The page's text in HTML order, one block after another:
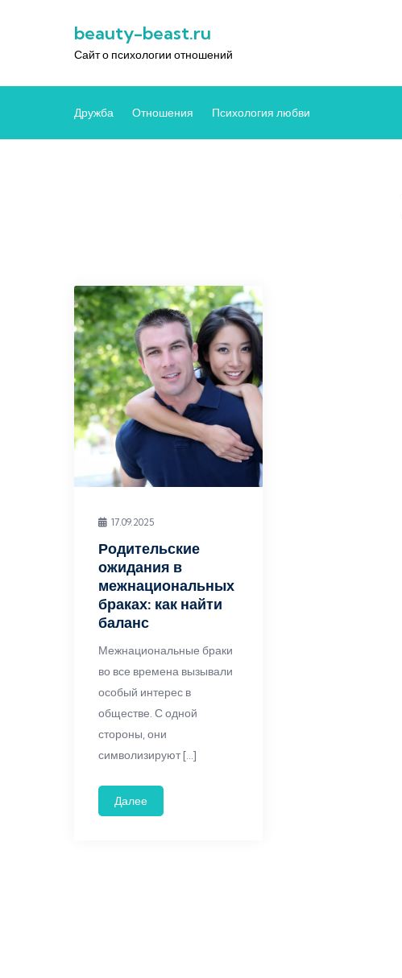
beauty-beast.ru
Сайт о психологии отношений
Дружба Отношения Психология любви
17.09.2025
Родительские
ожидания в
межнациональных
браках: как найти
баланс
Межнациональные браки
во все времена вызывали
особый интерес в
обществе. С одной
стороны, они
символизируют […]
Далее